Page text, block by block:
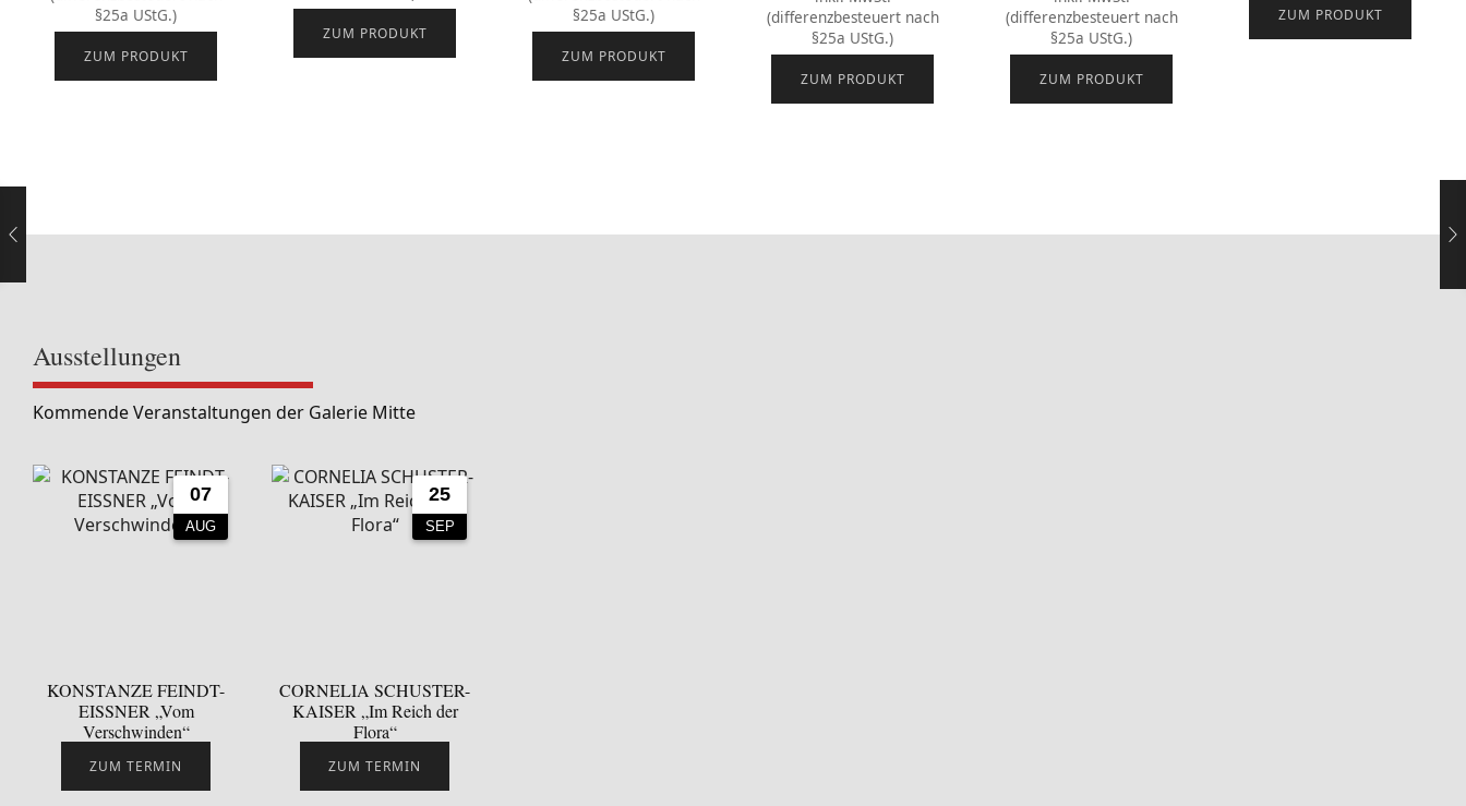
§25a UStG.)
ZUM PRODUKT
ZUM PRODUKT
§25a UStG.)
ZUM PRODUKT
(differenzbesteuert nach
§25a UStG.)
ZUM PRODUKT
(differenzbesteuert nach
§25a UStG.)
ZUM PRODUKT
ZUM PRODUKT
Ausstellungen
Kommende Veranstaltungen der Galerie Mitte
07
AUG
KONSTANZE FEINDT-
EISSNER „Vom
Verschwinden“
ZUM TERMIN
25
SEP
CORNELIA SCHUSTER-
KAISER „Im Reich der
Flora“
ZUM TERMIN